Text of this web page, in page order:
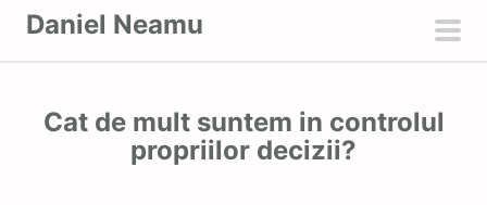
Daniel Neamu
Cat de mult suntem in controlul
propriilor decizii?